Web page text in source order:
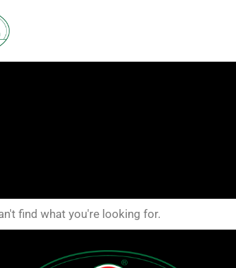
find what you're looking for.